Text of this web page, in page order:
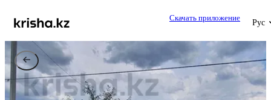
Скачать приложение
Рус